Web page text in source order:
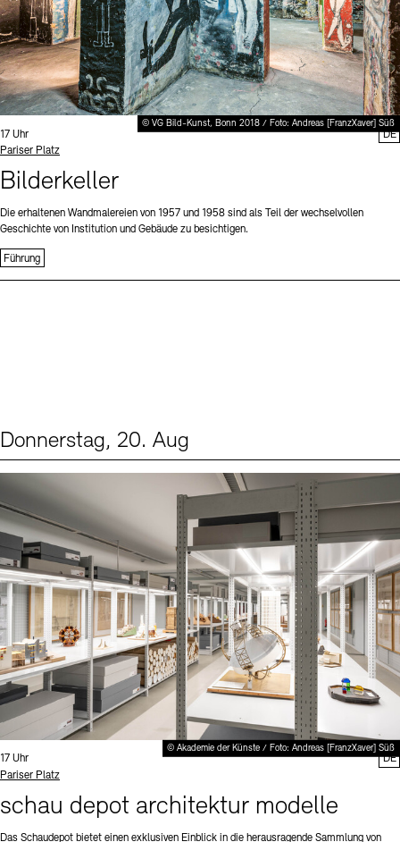
© VG Bild-Kunst, Bonn 2018 / Foto: Andreas [FranzXaver] Süß
Uhrzeit:
17 Uhr
Standort
Pariser Platz
Bilderkeller
Die erhaltenen Wandmalereien von 1957 und 1958 sind als Teil der wechselvollen
Geschichte von Institution und Gebäude zu besichtigen.
Führung
DE
Donnerstag, 20. Aug
© Akademie der Künste / Foto: Andreas [FranzXaver] Süß
Uhrzeit:
17 Uhr
Standort
Pariser Platz
schau depot architektur modelle
Das Schaudepot bietet einen exklusiven Einblick in die herausragende Sammlung von
DE